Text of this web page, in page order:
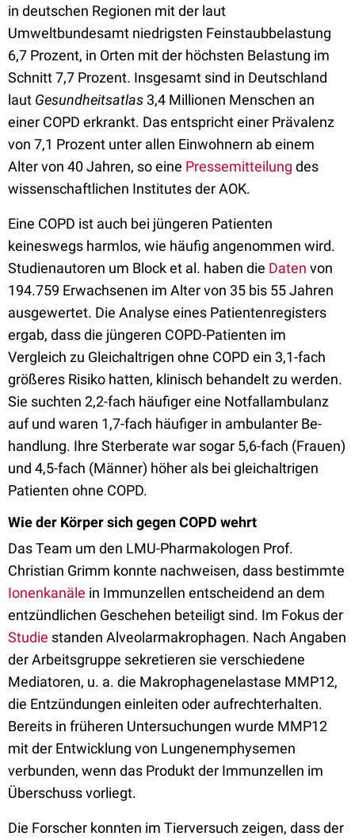
in deutschen Regionen mit der laut
Umweltbundesamt niedrigsten Feinstaubbelastung
6,7 Prozent, in Orten mit der höchsten Belastung im
Schnitt 7,7 Prozent. Insgesamt sind in Deutschland
laut Gesundheitsatlas 3,4 Millionen Menschen an
einer COPD erkrankt. Das entspricht einer Prävalenz
von 7,1 Prozent unter allen Einwohnern ab einem
Alter von 40 Jahren, so eine Pressemitteilung des
wissenschaftlichen Institutes der AOK.
Eine COPD ist auch bei jüngeren Patienten
keineswegs harmlos, wie häufig angenommen wird.
Studienautoren um Block et al. haben die Daten von
194.759 Erwachsenen im Alter von 35 bis 55 Jahren
ausgewertet. Die Analyse eines Patientenregisters
ergab, dass die jüngeren COPD-Patienten im
Vergleich zu Gleichaltrigen ohne COPD ein 3,1-fach
größeres Risiko hatten, klinisch behandelt zu werden.
Sie suchten 2,2-fach häufiger eine Notfallambulanz
auf und waren 1,7-fach häufiger in ambulanter Be­
handlung. Ihre Sterberate war sogar 5,6-fach (Frauen)
und 4,5-fach (Männer) höher als bei gleichaltrigen
Patienten ohne COPD.
Wie der Körper sich gegen COPD wehrt
Das Team um den LMU-Pharmakologen Prof.
Christian Grimm konnte nachweisen, dass bestimmte
Ionenkanäle in Immunzellen entscheidend an dem
entzündlichen Geschehen beteiligt sind. Im Fokus der
Studie standen Alveolarmakrophagen. Nach Angaben
der Arbeitsgruppe sekretieren sie verschiedene
Mediatoren, u. a. die Makrophagenelastase MMP12,
die Entzündungen einleiten oder aufrechterhalten.
Bereits in früheren Untersuchungen wurde MMP12
mit der Entwicklung von Lungenemphysemen
verbunden, wenn das Produkt der Immunzellen im
Überschuss vorliegt.
Die Forscher konnten im Tierversuch zeigen, dass der